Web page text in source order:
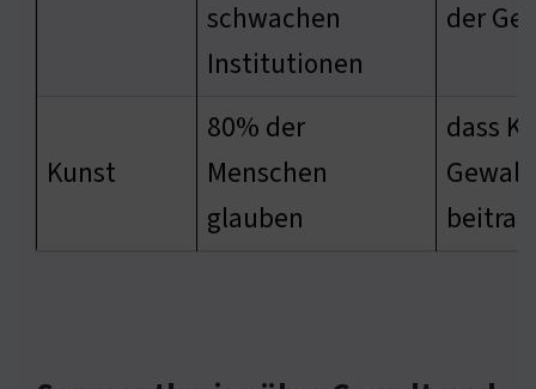
schwachen
Institutionen
der
Kunst
80% der
Menschen
glauben
dass